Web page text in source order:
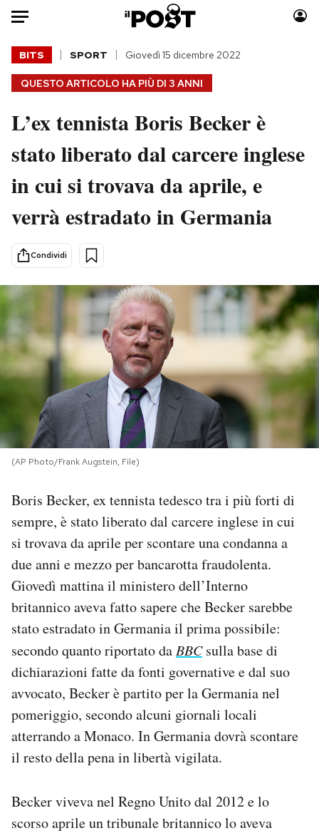
Auto
HOME
Italia
Politica
Tecnologia
Scienza
Cultura
Economia
Sport
Moda
Consumismi
Storie/Idee
Ok Boomer!
Media
Mondiali calcio 2026
PODCAST
NEWSLETTER
I MIEI PREFERITI
AREA PERSONALE
Area Personale
Newsletter
Notifiche mobile
Regala il Post
Hai bisogno di aiuto?
QUESTO ARTICOLO HA PIÙ DI 3 ANNI
BITS SPORT Giovedì 15 dicembre 2022
L’ex tennista Boris Becker è
stato liberato dal carcere inglese
in cui si trovava da aprile, e
verrà estradato in Germania
Condividi
(AP Photo/Frank Augstein, File)
Boris Becker, ex tennista tedesco tra i più forti di
sempre, è stato liberato dal carcere inglese in cui
si trovava da aprile per scontare una condanna a
due anni e mezzo per bancarotta fraudolenta.
Giovedì mattina il ministero dell’Interno
britannico aveva fatto sapere che Becker sarebbe
stato estradato in Germania il prima possibile:
secondo quanto riportato da BBC sulla base di
dichiarazioni fatte da fonti governative e dal suo
avvocato, Becker è partito per la Germania nel
pomeriggio, secondo alcuni giornali locali
atterrando a Monaco. In Germania dovrà scontare
il resto della pena in libertà vigilata.
Becker viveva nel Regno Unito dal 2012 e lo
scorso aprile un tribunale britannico lo aveva